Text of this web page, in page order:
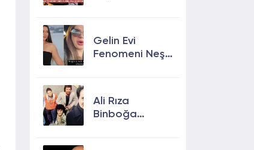
Gelin Evi
Fenomeni Neşe
neden öldü?
Ali Rıza
Binboğa